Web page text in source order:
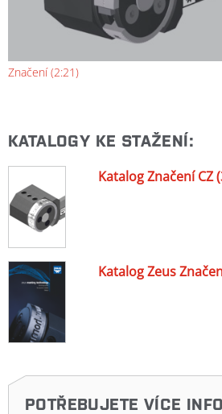
Značení (2:21)
KATALOGY KE STAŽENÍ:
Katalog Značení CZ
Katalog Zeus
POTŘEBUJETE VÍCE